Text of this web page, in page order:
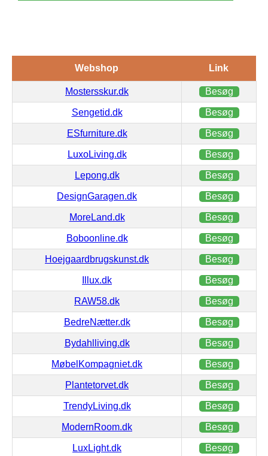
Webshop Link
Mostersskur.dk Besøg
Sengetid.dk Besøg
ESfurniture.dk Besøg
LuxoLiving.dk Besøg
Lepong.dk Besøg
DesignGaragen.dk Besøg
MoreLand.dk Besøg
Boboonline.dk Besøg
Hoejgaardbrugskunst.dk Besøg
Illux.dk Besøg
RAW58.dk Besøg
BedreNætter.dk Besøg
Bydahlliving.dk Besøg
MøbelKompagniet.dk Besøg
Plantetorvet.dk Besøg
TrendyLiving.dk Besøg
ModernRoom.dk Besøg
LuxLight.dk Besøg